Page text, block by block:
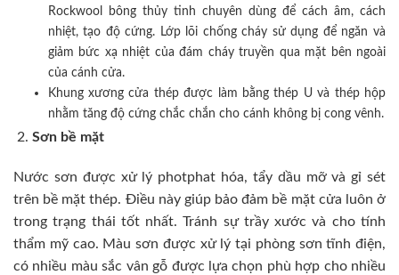
Rockwool bông thủy tinh chuyên dùng để cách âm, cách
nhiệt, tạo độ cứng. Lớp lõi chống cháy sử dụng để ngăn và
giảm bức xạ nhiệt của đám cháy truyền qua mặt bên ngoài
của cánh cửa.
Khung xương cửa thép được làm bằng thép U và thép hộp
nhằm tăng độ cứng chắc chắn cho cánh không bị cong vênh.
Sơn bề mặt
Nước sơn được xử lý photphat hóa, tẩy dầu mỡ và gỉ sét
trên bề mặt thép. Điều này giúp bảo đảm bề mặt cửa luôn ở
trong trạng thái tốt nhất. Tránh sự trầy xước và cho tính
thẩm mỹ cao. Màu sơn được xử lý tại phòng sơn tĩnh điện,
có nhiều màu sắc vân gỗ được lựa chọn phù hợp cho nhiều